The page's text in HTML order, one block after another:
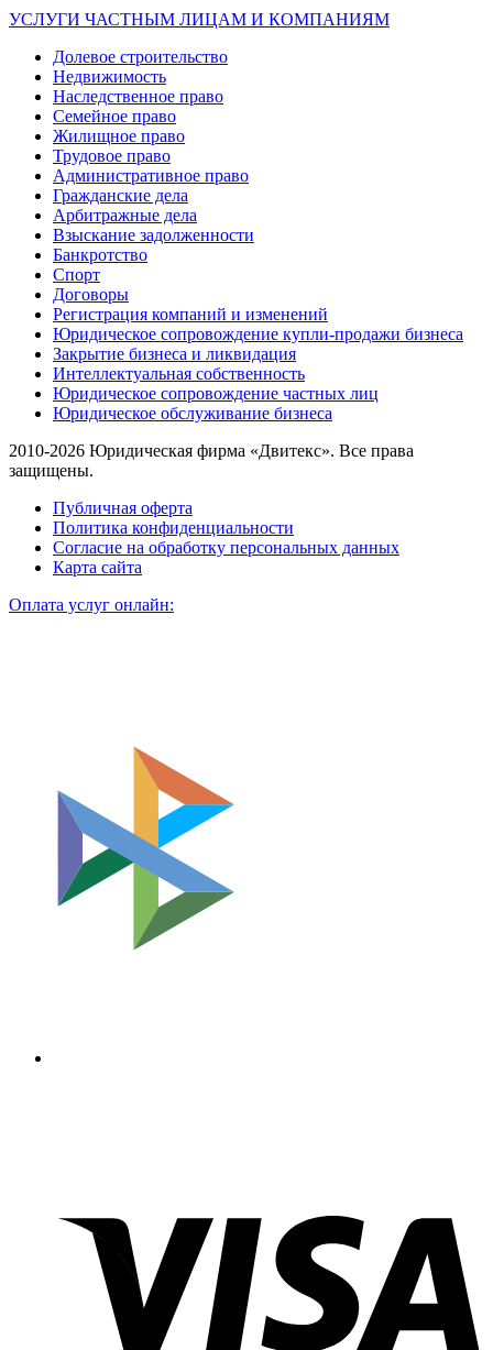
УСЛУГИ ЧАСТНЫМ ЛИЦАМ И КОМПАНИЯМ
Долевое строительство
Недвижимость
Наследственное право
Семейное право
Жилищное право
Трудовое право
Административное право
Гражданские дела
Арбитражные дела
Взыскание задолженности
Банкротство
Спорт
Договоры
Регистрация компаний и изменений
Юридическое сопровождение купли-продажи бизнеса
Закрытие бизнеса и ликвидация
Интеллектуальная собственность
Юридическое сопровождение частных лиц
Юридическое обслуживание бизнеса
2010-2026 Юридическая фирма «Двитекс». Все права
защищены.
Публичная оферта
Политика конфиденциальности
Согласие на обработку персональных данных
Карта сайта
Оплата услуг онлайн: